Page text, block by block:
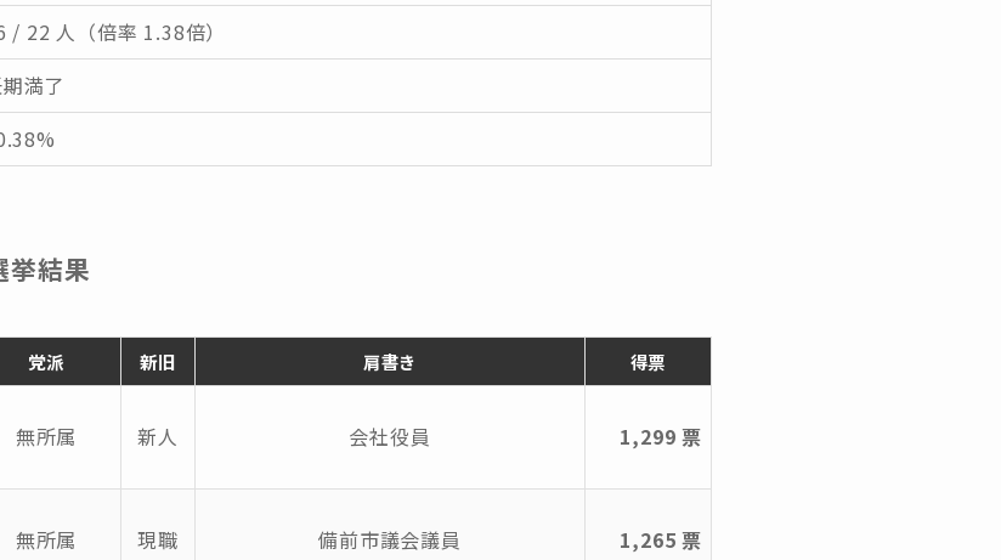
/ 22 人（倍率 1.38倍）
満了
挙結果
党派 新旧 肩書き 得票
無所属 新人 会社役員 1,299 票
無所属 現職 備前市議会議員 1,265 票